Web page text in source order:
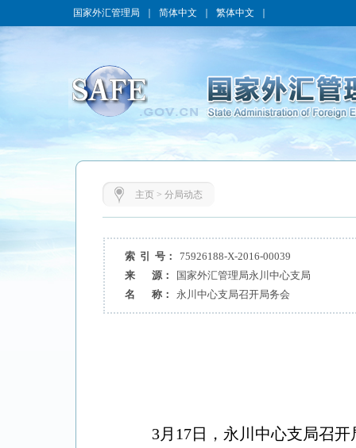
国家外汇管理局 简体中文 繁体中文
主页> 分局动态
索 引 号：
75926188-X-2016-00039
来 源：
国家外汇管理局永川中心支局
名 称：
永川中心支局召开局务会
3月17日，永川中心支局召